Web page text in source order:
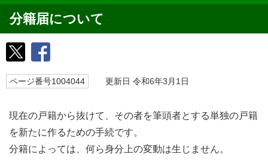
分籍届について
ページ番号1004044 更新日 令和6年3月1日
現在の戸籍から抜けて、その者を筆頭者とする単独の戸籍
を新たに作るための手続です。
分籍によっては、何ら身分上の変動は生じません。